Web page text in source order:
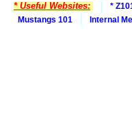
* Useful Websites: *
Mustangs 101
Internal